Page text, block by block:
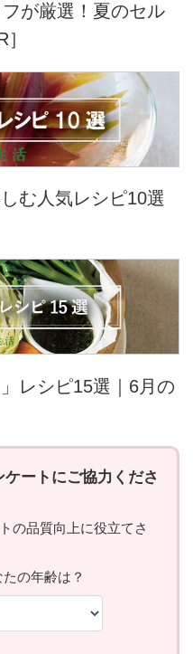
が厳選！夏のセル
む人気レシピ10選
レシピ15選｜6月の